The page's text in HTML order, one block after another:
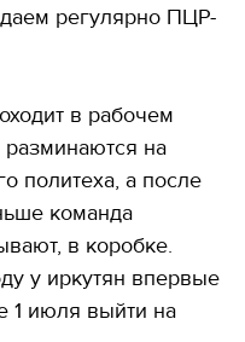
регулярно ПЦР-
в рабочем
на
политеха, а после
команда
в коробке.
у иркутян впервые
1 июля выйти на